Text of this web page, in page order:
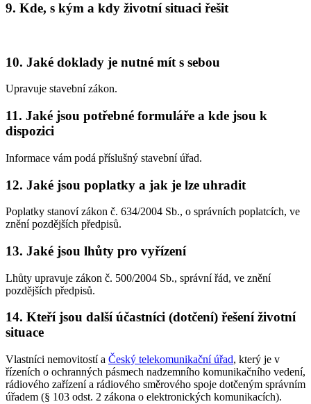
9. Kde, s kým a kdy životní situaci řešit
10. Jaké doklady je nutné mít s sebou
Upravuje stavební zákon.
11. Jaké jsou potřebné formuláře a kde jsou k
dispozici
Informace vám podá příslušný stavební úřad.
12. Jaké jsou poplatky a jak je lze uhradit
Poplatky stanoví zákon č. 634/2004 Sb., o správních poplatcích, ve
znění pozdějších předpisů.
13. Jaké jsou lhůty pro vyřízení
Lhůty upravuje zákon č. 500/2004 Sb., správní řád, ve znění
pozdějších předpisů.
14. Kteří jsou další účastníci (dotčení) řešení životní
situace
Vlastníci nemovitostí a Český telekomunikační úřad, který je v
řízeních o ochranných pásmech nadzemního komunikačního vedení,
rádiového zařízení a rádiového směrového spoje dotčeným správním
úřadem (§ 103 odst. 2 zákona o elektronických komunikacích).